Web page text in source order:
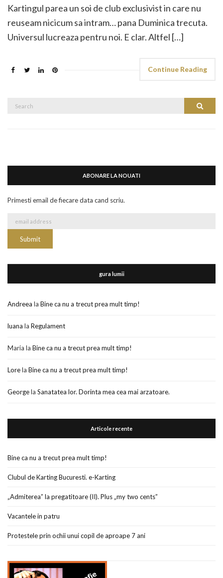
Kartingul parea un soi de club exclusivist in care nu
reuseam nicicum sa intram… pana Duminica trecuta.
Universul lucreaza pentru noi. E clar. Altfel […]
Continue Reading
Search
Search
ABONARE LA NOUATI
Primesti email de fiecare data cand scriu.
gura lumii
Andreea la Bine ca nu a trecut prea mult timp!
luana la Regulament
Maria la Bine ca nu a trecut prea mult timp!
Lorela Bine ca nu a trecut prea mult timp!
Georgela Sanatatea lor. Dorinta mea cea mai arzatoare.
Articole recente
Bine ca nu a trecut prea mult timp!
Clubul de Karting Bucuresti. e-Karting
„Admiterea” la pregatitoare (II). Plus „my two cents”
Vacantele in patru
Protestele prin ochii unui copil de aproape 7 ani